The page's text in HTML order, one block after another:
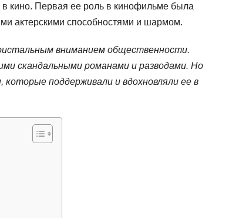
кино. Первая ее роль в кинофильме была
актерскими способностями и шармом.
вниманием общественности.
скандальными романами и разводами. Но
поддерживали и вдохновляли ее в